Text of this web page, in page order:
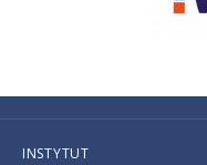
INSTYTUT